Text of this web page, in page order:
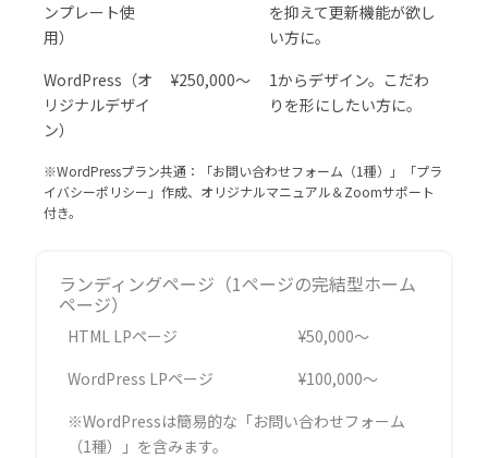
ンプレート使
用）
を抑えて更新機能が欲し
い方に。
WordPress（オ
リジナルデザイ
ン）
¥250,000〜
1からデザイン。こだわ
りを形にしたい方に。
※WordPressプラン共通：「お問い合わせフォーム（1種）」「プラ
イバシーポリシー」作成、オリジナルマニュアル＆Zoomサポート
付き。
ランディングページ（1ページの完結型ホーム
ページ）
HTML LPページ
¥50,000〜
WordPress LPページ
¥100,000〜
※WordPressは簡易的な「お問い合わせフォーム
（1種）」を含みます。